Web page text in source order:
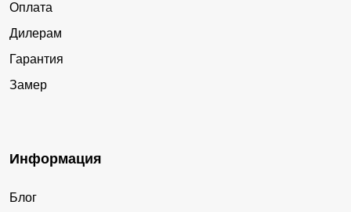
Оплата
Дилерам
Гарантия
Замер
Информация
Блог